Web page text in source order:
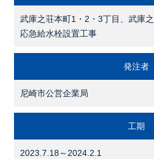
武庫之荘本町1・2・3丁目、武庫
応急給水栓設置工事
発注者
尼崎市公営企業局
工期
2023.7.18～2024.2.1